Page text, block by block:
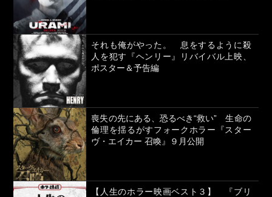
それも俺がやった。 息をするように殺
人を犯す『ヘンリー』リバイバル上映、
ポスター＆予告編
喪失の先にある、恐るべき“救い” 生命の
倫理を揺るがすフォークホラー『スター
ヴ・エイカー 召喚』９月公開
【人生のホラー映画ベスト３】 『ブリ